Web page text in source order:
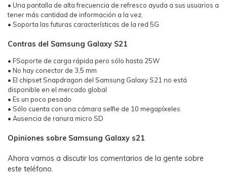
• Una pantalla de alta frecuencia de refresco ayuda a sus usuarios a
tener más cantidad de información a la vez.
• Soporta las futuras características de la red 5G
Contras del Samsung Galaxy S21
• FSoporte de carga rápida pero sólo hasta 25W
• No hay conector de 3,5 mm
• El chipset Snapdragon del Samsung Galaxy S21 no está
disponible en el mercado global
• Es un poco pesado
• Sólo cuenta con una cámara selfie de 10 megapíxeles
• Ausencia de ranura micro SD
Opiniones sobre Samsung Galaxy s21
Ahora vamos a discutir los comentarios de la gente sobre
este teléfono.